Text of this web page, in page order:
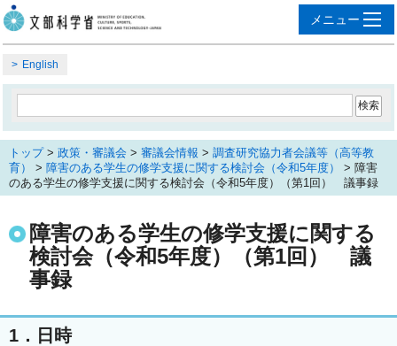
English
トップ> 政策・審議会 > 審議会情報 > 調査研究協力者会議等（高等教
育）
> 障害のある学生の修学支援に関する検討会（令和5年度）
> 障害
のある学生の修学支援に関する検討会（令和5年度）（第1回） 議事録
障害のある学生の修学支援に関する
検討会（令和5年度）（第1回） 議
事録
1．日時